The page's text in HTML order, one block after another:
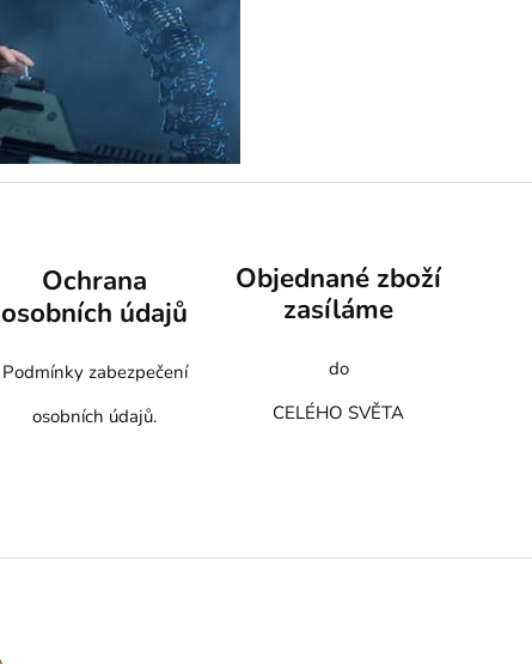
Ochrana
osobních údajů
Podmínky zabezpečení
osobních údajů.
Objednané zboží
zasíláme
do
CELÉHO SVĚTA